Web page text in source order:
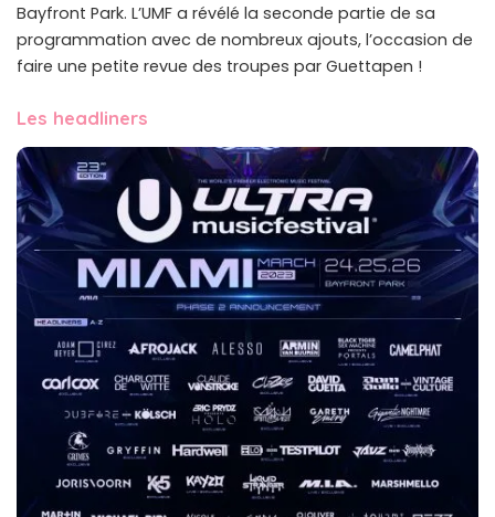
Bayfront Park. L’UMF a révélé la seconde partie de sa
programmation avec de nombreux ajouts, l’occasion de
faire une petite revue des troupes par Guettapen !
Les headliners